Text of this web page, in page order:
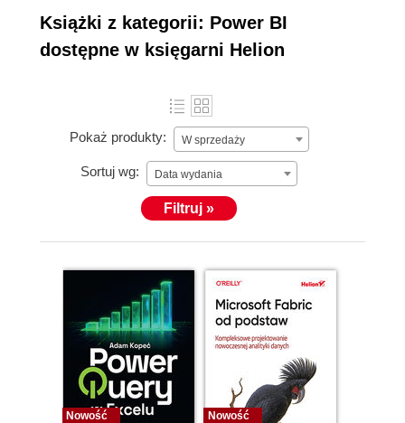
Książki z kategorii: Power BI
dostępne w księgarni Helion
Pokaż produkty: W sprzedaży
Sortuj wg: Data wydania
Filtruj »
Nowość
Nowość